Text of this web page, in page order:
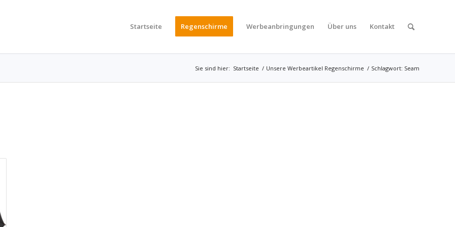
Startseite Regenschirme Werbeanbringungen Über uns Kontakt
Sie sind hier: Startseite / Unsere Werbeartikel Regenschirme / Schlagwort: Seam